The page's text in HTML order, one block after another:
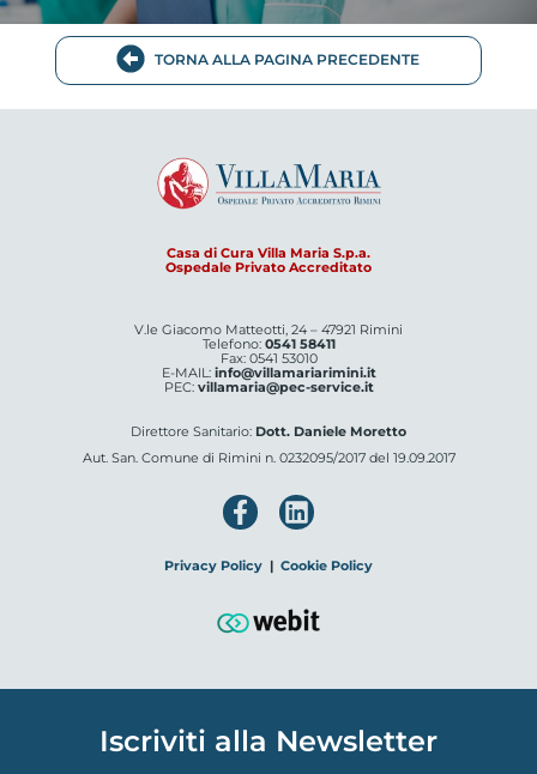
TORNA ALLA PAGINA PRECEDENTE
Casa di Cura Villa Maria S.p.a.
Ospedale Privato Accreditato
V.le Giacomo Matteotti, 24 – 47921 Rimini
Telefono: 0541 58411
Fax: 0541 53010
E-MAIL: info@villamariarimini.it
PEC: villamaria@pec-service.it
Direttore Sanitario: Dott. Daniele Moretto
Aut. San. Comune di Rimini n. 0232095/2017 del 19.09.2017
Privacy Policy | Cookie Policy
Iscriviti alla Newsletter